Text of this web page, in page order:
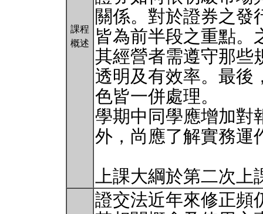
課程
概述
關係。對於證券之發
皆為前半段之重點。
其經營者需遵守那些
透明及有效率。最後
色皆一併處理。
學期中同學應增加對
外，尚應了解實務運
上課大綱於第二次上
證交法近年來修正頻